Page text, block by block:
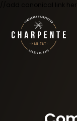
//add canonical link